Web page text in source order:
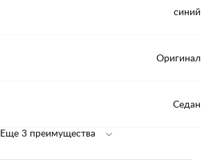
синий
Оригинал
Седан
Еще 3 преимущества